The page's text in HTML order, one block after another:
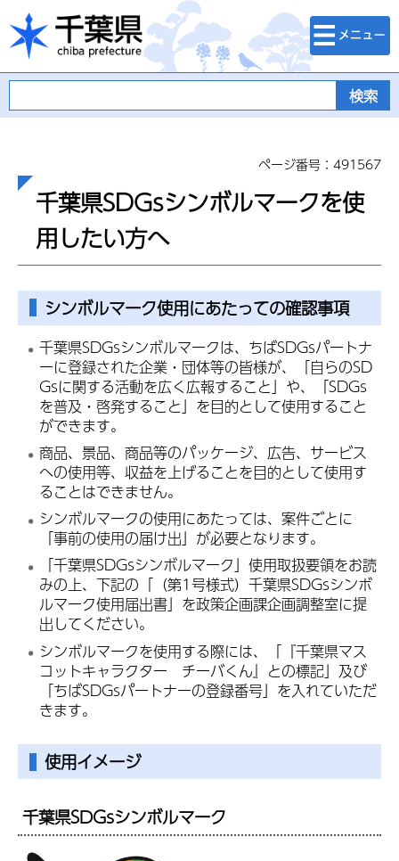
千葉県
検索・メニュ
ー
ページ番号：491567
千葉県SDGsシンボルマークを使
用したい方へ
シンボルマーク使用にあたっての確認事項
千葉県SDGsシンボルマークは、ちばSDGsパートナ
ーに登録された企業・団体等の皆様が、「自らのSD
Gsに関する活動を広く広報すること」や、「SDGs
を普及・啓発すること」を目的として使用すること
ができます。
商品、景品、商品等のパッケージ、広告、サービス
への使用等、収益を上げることを目的として使用す
ることはできません。
シンボルマークの使用にあたっては、案件ごとに
「事前の使用の届け出」が必要となります。
「千葉県SDGsシンボルマーク」使用取扱要領をお読
みの上、下記の「（第1号様式）千葉県SDGsシンボ
ルマーク使用届出書」を政策企画課企画調整室に提
出してください。
シンボルマークを使用する際には、「『千葉県マス
コットキャラクター チーバくん』との標記」及び
「ちばSDGsパートナーの登録番号」を入れていただ
きます。
使用イメージ
千葉県SDGsシンボルマーク